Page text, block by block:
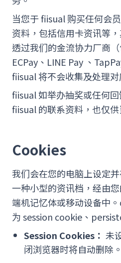
当您于 fiisual 购买任何会
资料，包括信用卡资讯等
透过我们的金流协力厂商
ECPay、LINE Pay 、
fiisual 将不会收集及处理对
fiisual 如举办抽奖或任何
fiisual 的联系资料，也仅供
Cookies
我们会在您的电脑上设定
一种小型的资讯档，经由
端机记忆体或移动设备中
为 session cookie、
Session Cookies： 未
闭浏览器时将自动删除。